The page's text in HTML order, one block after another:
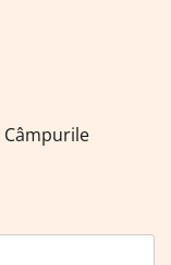
Câmpurile